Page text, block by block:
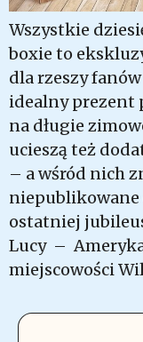
Wszystkie
boxie to
dla rzeszy
idealny prezent
na długie
ucieszą też
– a wśród nich
ostatniej
Lucy –
miejscowości